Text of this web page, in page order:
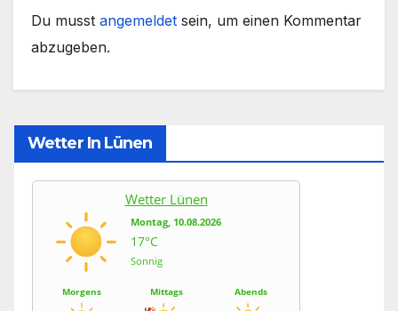
Du musst angemeldet sein, um einen Kommentar
abzugeben.
Wetter In Lünen
Wetter Lünen
Montag, 10.08.2026
17°C
Sonnig
Morgens Mittags Abends